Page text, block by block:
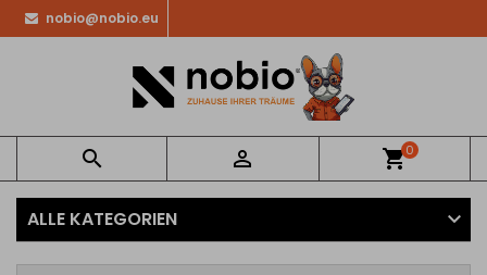
nobio@nobio.eu
  shopping_cart0
ALLE KATEGORIEN